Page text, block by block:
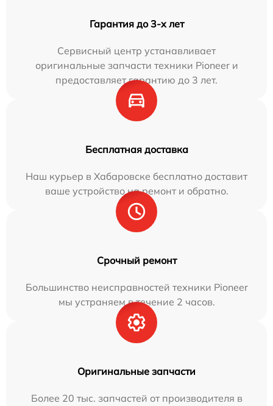
Гарантия до 3-х лет
Сервисный центр устанавливает
оригинальные запчасти техники Pioneer и
предоставляет гарантию до 3 лет.
Бесплатная доставка
Наш курьер в Хабаровске бесплатно доставит
ваше устройство на ремонт и обратно.
Срочный ремонт
Большинство неисправностей техники Pioneer
мы устраняем в течение 2 часов.
Оригинальные запчасти
Более 20 тыс. запчастей от производителя в